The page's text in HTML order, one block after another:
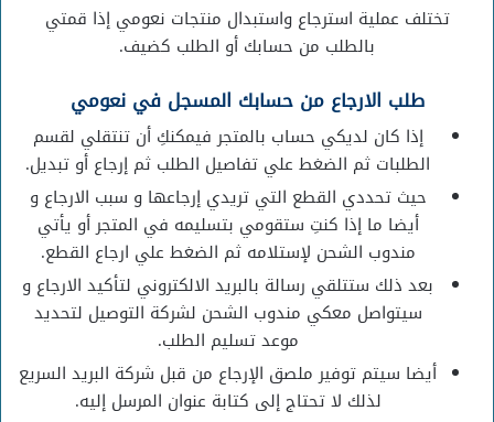
تختلف عملية استرجاع واستبدال منتجات نعومي إذا قمتي
بالطلب من حسابك أو الطلب كضيف.
طلب الارجاع من حسابك المسجل في نعومي
إذا كان لديكي حساب بالمتجر فيمكنكِ أن تنتقلي لقسم
الطلبات ثم الضغط علي تفاصيل الطلب ثم إرجاع أو تبديل.
حيث تحددي القطع التي تريدي إرجاعها و سبب الارجاع و
أيضا ما إذا كنتِ ستقومي بتسليمه في المتجر أو يأتي
مندوب الشحن لإستلامه ثم الضغط علي ارجاع القطع.
بعد ذلك ستتلقي رسالة بالبريد الالكتروني لتأكيد الارجاع و
سيتواصل معكي مندوب الشحن لشركة التوصيل لتحديد
موعد تسليم الطلب.
أيضا سيتم توفير ملصق الإرجاع من قبل شركة البريد السريع
لذلك لا تحتاج إلى كتابة عنوان المرسل إليه.